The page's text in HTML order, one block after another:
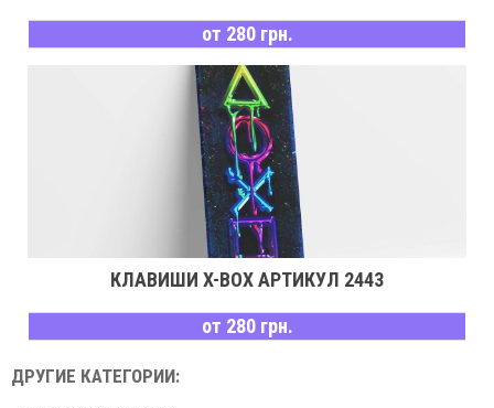
от 280 грн.
КЛАВИШИ X-BOX АРТИКУЛ 2443
от 280 грн.
ДРУГИЕ КАТЕГОРИИ: